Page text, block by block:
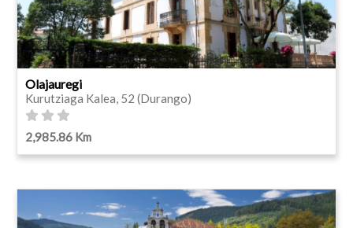
Olajauregi
Kurutziaga Kalea, 52 (Durango)
2,985.86 Km